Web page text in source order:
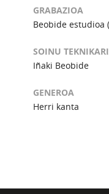
GRABAZIOA
Beobide estudioa
SOINU
Iñaki Beobide
GENEROA
Herri kanta